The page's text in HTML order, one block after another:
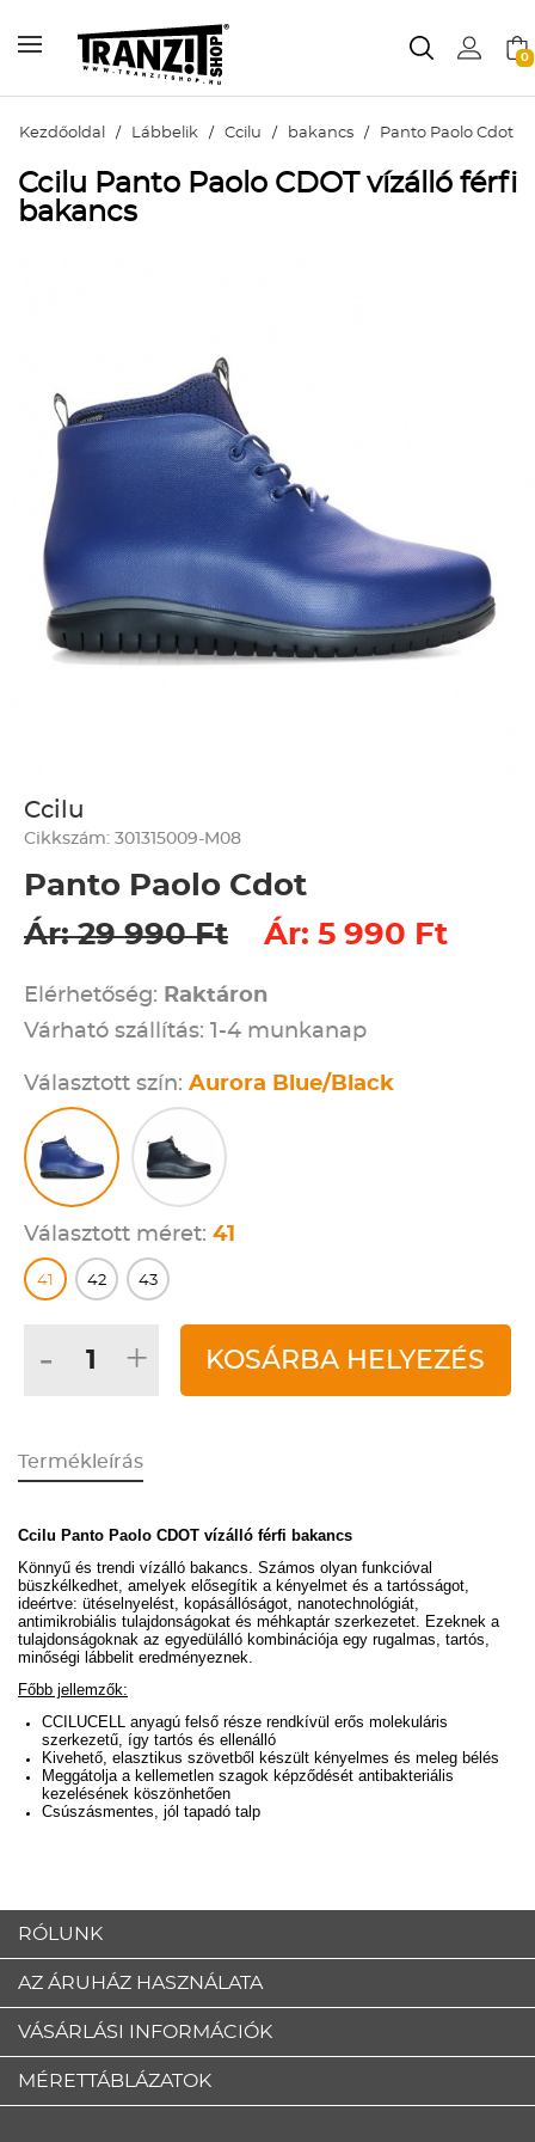
0
Kezdőoldal / Lábbelik / Ccilu / bakancs / Panto Paolo Cdot
Ccilu Panto Paolo CDOT vízálló férfi
bakancs
Ccilu
Cikkszám: 301315009-M08
Panto Paolo Cdot
Ár: 29 990 Ft
Ár: 5 990 Ft
Elérhetőség: Raktáron
Várható szállítás: 1-4 munkanap
Választott szín: Aurora Blue/Black
Választott méret: 41
41 42 43
- + KOSÁRBA HELYEZÉS
Termékleírás
Ccilu Panto Paolo CDOT vízálló férfi bakancs
Könnyű és trendi vízálló bakancs. Számos olyan funkcióval
büszkélkedhet, amelyek elősegítik a kényelmet és a tartósságot,
ideértve: ütéselnyelést, kopásállóságot, nanotechnológiát,
antimikrobiális tulajdonságokat és méhkaptár szerkezetet. Ezeknek a
tulajdonságoknak az egyedülálló kombinációja egy rugalmas, tartós,
minőségi lábbelit eredményeznek.
Főbb jellemzők:
CCILUCELL anyagú felső része rendkívül erős molekuláris
szerkezetű, így tartós és ellenálló
Kivehető, elasztikus szövetből készült kényelmes és meleg bélés
Meggátolja a kellemetlen szagok képződését antibakteriális
kezelésének köszönhetően
Csúszásmentes, jól tapadó talp
RÓLUNK
AZ ÁRUHÁZ HASZNÁLATA
VÁSÁRLÁSI INFORMÁCIÓK
MÉRETTÁBLÁZATOK